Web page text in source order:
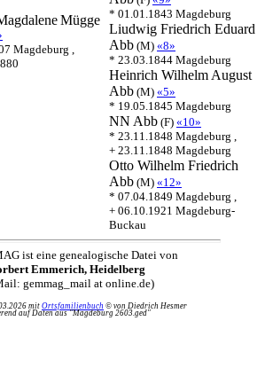
* 01.01.1843 Magdeburg
Liudwig Friedrich Eduard
Abb (M) «8»
* 23.03.1844 Magdeburg
Heinrich Wilhelm August
Abb (M) «5»
* 19.05.1845 Magdeburg
NN Abb (F) «10»
* 23.11.1848 Magdeburg ,
+ 23.11.1848 Magdeburg
Otto Wilhelm Friedrich
Abb (M) «12»
* 07.04.1849 Magdeburg ,
+ 06.10.1921 Magdeburg-
Buckau
Mügge
Magdeburg ,
ist eine genealogische Datei von
Emmerich, Heidelberg
gemmag_mail at online.de)
mit Ortsfamilienbuch © von Diedrich Hesmer
auf Daten aus "Magdeburg 2603.ged"